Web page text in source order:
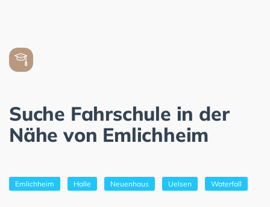
Suche Fahrschule in der
Nähe von Emlichheim
Emlichheim Halle Neuenhaus Uelsen Waterfall